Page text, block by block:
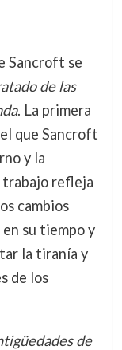
Sancroft se
de las
. La primera
que Sancroft
y la
trabajo refleja
cambios
su tiempo y
la tiranía y
de los
de